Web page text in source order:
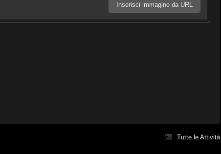
Inserisci immagine da URL
Tutte le Attività